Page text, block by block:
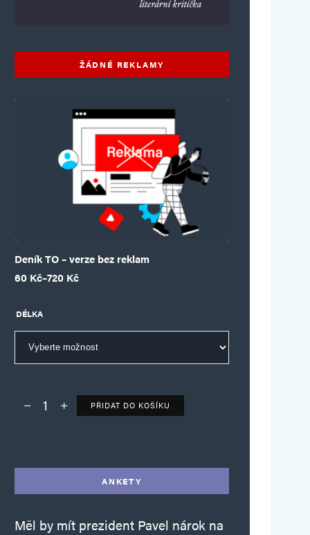
ŽÁDNÉ REKLAMY
Deník TO – verze bez reklam
60 Kč–720 Kč
Rozpětí cen: 60 Kč až 720 Kč
DÉLKA
Deník TO – verze bez reklam množství
PŘIDAT DO KOŠÍKU
ANKETY
Měl by mít prezident Pavel nárok na